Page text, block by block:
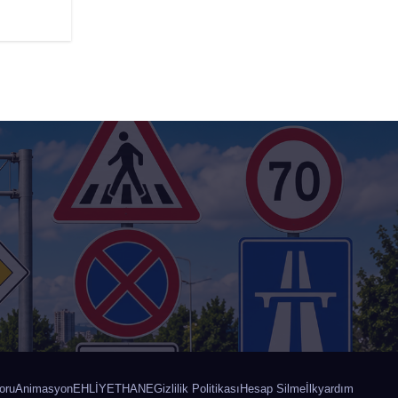
AnimasyonEHLİYETHANEGizlilik Politikası Hesap Silme İlkyardım